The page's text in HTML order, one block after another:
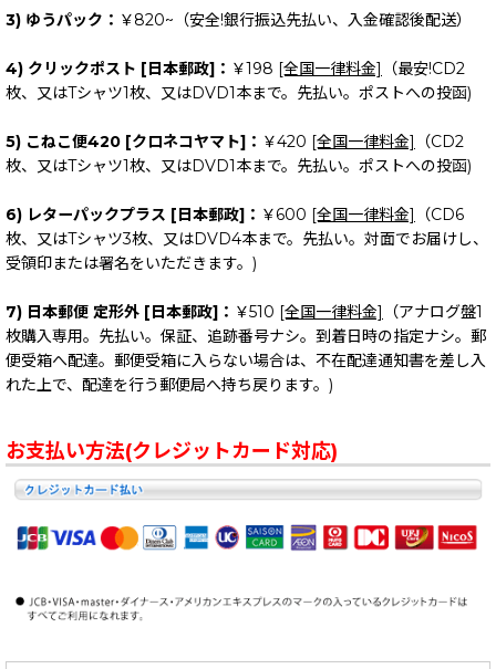
3) ゆうパック： ￥820~（安全!銀行振込先払い、入金確認後配送）
4) クリックポスト [日本郵政]： ￥198 [全国一律料金]
（最安!CD2
枚、又はTシャツ1枚、又はDVD1本まで。先払い。ポストへの投函)
5) こねこ便420 [クロネコヤマト]： ￥420 [全国一律料金]
（CD2
枚、又はTシャツ1枚、又はDVD1本まで。先払い。ポストへの投函)
6) レターパックプラス [日本郵政]： ￥600 [全国一律料金]
（CD6
枚、又はTシャツ3枚、又はDVD4本まで。先払い。対面でお届けし、
受領印または署名をいただきます。)
7) 日本郵便 定形外 [日本郵政]： ￥510 [全国一律料金]
（アナログ盤1
枚購入専用。先払い。保証、追跡番号ナシ。到着日時の指定ナシ。郵
便受箱へ配達。郵便受箱に入らない場合は、不在配達通知書を差し入
れた上で、配達を行う郵便局へ持ち戻ります。)
お支払い方法(クレジットカード対応)